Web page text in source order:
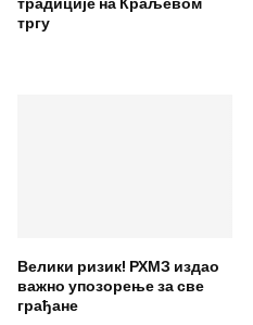
тргу
Велики ризик! РХМЗ издао
важно упозорење за све
грађане